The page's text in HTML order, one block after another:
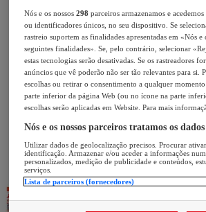
Nós e os nossos298 parceiros armazenamos e
ou identificadores únicos, no seu dispositivo. Se
rastreio suportem as finalidades apresentadas em «Nós
seguintes finalidades». Se, pelo contrário, selecionar
estas tecnologias serão desativadas. Se os rastreadores
anúncios que vê poderão não ser tão relevantes para si.
escolhas ou retirar o consentimento a qualquer
parte inferior da página Web (ou no ícone na parte
escolhas serão aplicadas em Website. Para mais
Nós e os nossos parceiros tratamos os
Utilizar dados de geolocalização precisos. Procurar
identificação. Armazenar e/ou aceder a informações
personalizados, medição de publicidade e conteúdos,
serviços.
Lista de parceiros (fornecedores)